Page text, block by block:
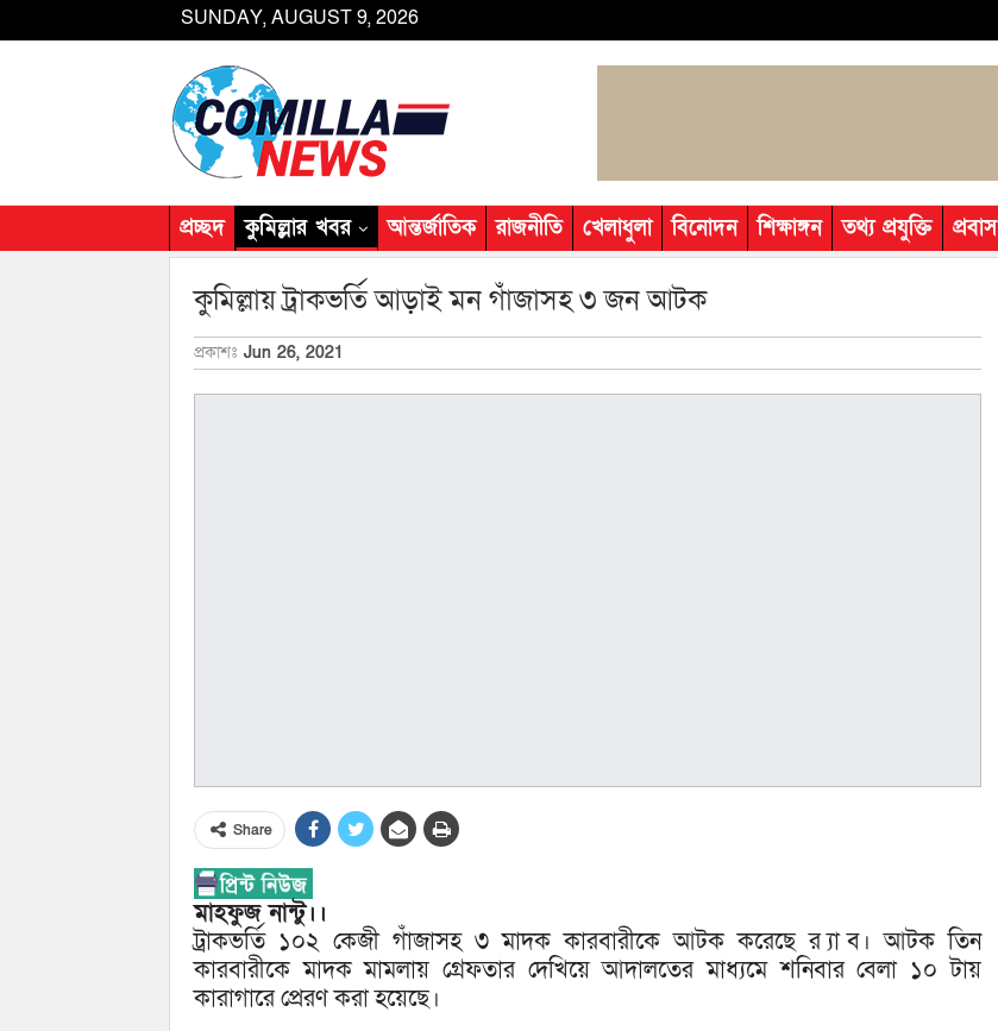
SUNDAY, AUGUST 9, 2026
প্রচ্ছদ কুমিল্লার খবর আন্তর্জাতিক রাজনীতি খেলাধুলা বিনোদন শিক্ষাঙ্গন তথ্য প্রযুক্তি প্রবাস
কুমিল্লায় ট্রাকভর্তি আড়াই মন গাঁজাসহ ৩ জন আটক
প্রকাশঃ Jun 26, 2021
Share
মাহফুজ নান্টু।।
ট্রাকভর্তি ১০২ কেজী গাঁজাসহ ৩ মাদক কারবারীকে আটক করেছে র ্যাব। আটক তিন
কারবারীকে মাদক মামলায় গ্রেফতার দেখিয়ে আদালতের মাধ্যমে শনিবার বেলা ১০ টায়
কারাগারে প্রেরণ করা হয়েছে।